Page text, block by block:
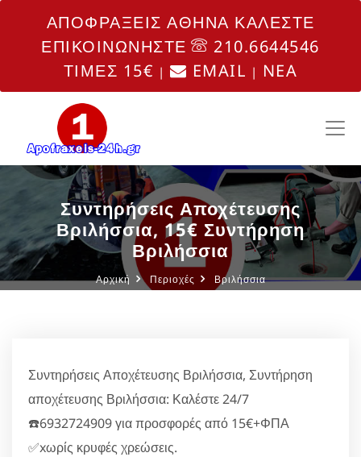
ΑΠΟΦΡΑΞΕΙΣ ΑΘΗΝΑ ΚΑΛΕΣΤΕ
ΕΠΙΚΟΙΝΩΝΗΣΤΕ
210.6644546
ΤΙΜΕΣ 15€ | EMAIL | NEA
Συντηρήσεις Αποχέτευσης
Βριλήσσια, 15€ Συντήρηση
Βριλήσσια
Αρχική Περιοχές Βριλήσσια
Συντηρήσεις Αποχέτευσης Βριλήσσια, Συντήρηση
αποχέτευσης Βριλήσσια: Καλέστε 24/7
☎️6932724909 για προσφορές από 15€+ΦΠΑ
✅xωρίς κρυφές χρεώσεις.